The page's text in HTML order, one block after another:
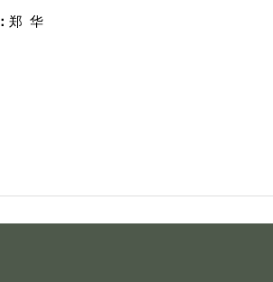
郑 华